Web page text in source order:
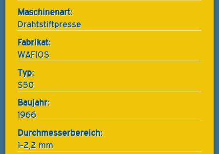
Maschinenart:
Drahtstiftpresse
Fabrikat:
WAFIOS
Typ:
S50
Baujahr:
1966
Durchmesserbereich:
1-2,2 mm